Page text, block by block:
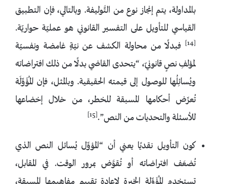
بالمداولة، يتم إنجاز نوع من التَّوليفة. وبالتالي، فإن التطبيق
القياسي للتأويل على التفسير القانوني هو عمليّة حواريّة.
[14]
فبدلًا من محاولة الكشف عن نيّةٍ غامضة ونفسيّة
لمؤلفِ نصٍ قانونيّ، “يتحدى القاضي بدلًا من ذلك افتراضاته
ويُسائِلُها للوصول إلى قيمته الحقيقية. وبالمثل، فإن المُؤَوِّلَة
تُعرِّض أحكامها المسبقة للخطر، من خلال إخضاعها
للأسئلة والتحديات من النص”.[15]
كون التأويل نقديًا يعني أن “المؤوِّل يُسائل النص الذي
تُضعَف افتراضاته أو تُقوَّض بمرور الوقت. في المقابل،